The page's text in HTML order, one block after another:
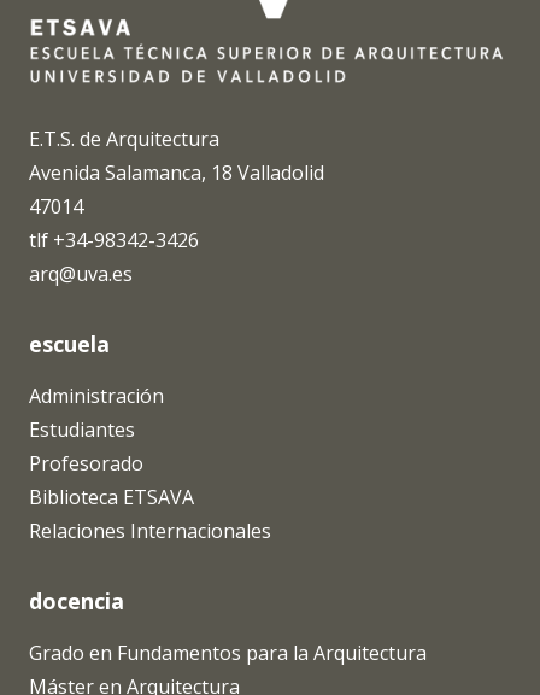
E.T.S. de Arquitectura
Avenida Salamanca, 18 Valladolid
47014
tlf +34-98342-3426
arq@uva.es
escuela
Administración
Estudiantes
Profesorado
Biblioteca ETSAVA
Relaciones Internacionales
docencia
Grado en Fundamentos para la Arquitectura
Máster en Arquitectura